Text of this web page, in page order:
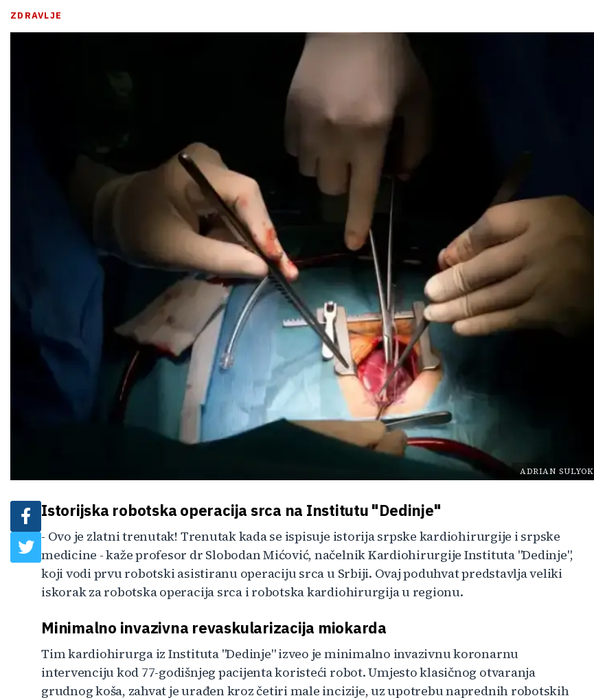
ZDRAVLJE
ADRIAN SULYOK
Istorijska robotska operacija srca na Institutu "Dedinje"
- Ovo je zlatni trenutak! Trenutak kada se ispisuje istorija srpske kardiohirurgije i srpske
medicine - kaže profesor dr Slobodan Mićović, načelnik Kardiohirurgije Instituta "Dedinje",
koji vodi prvu robotski asistiranu operaciju srca u Srbiji. Ovaj poduhvat predstavlja veliki
iskorak za robotska operacija srca i robotska kardiohirurgija u regionu.
Minimalno invazivna revaskularizacija miokarda
Tim kardiohirurga iz Instituta "Dedinje" izveo je minimalno invazivnu koronarnu
intervenciju kod 77-godišnjeg pacijenta koristeći robot. Umjesto klasičnog otvaranja
grudnog koša, zahvat je urađen kroz četiri male incizije, uz upotrebu naprednih robotskih